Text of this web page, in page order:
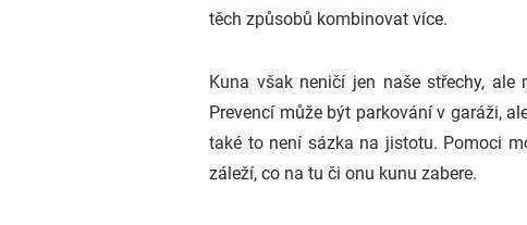
těch způsobů kombinovat více.
Kuna však neničí jen naše střechy,
Prevencí může být parkování v garáži,
také to není sázka na jistotu. Pomoci
záleží, co na tu či onu kunu zabere.